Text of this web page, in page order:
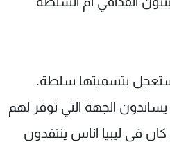
استعجل بتسميتها سلطة.
الجهة التي توفر لهم
في ليبيا اناس ينتقدون